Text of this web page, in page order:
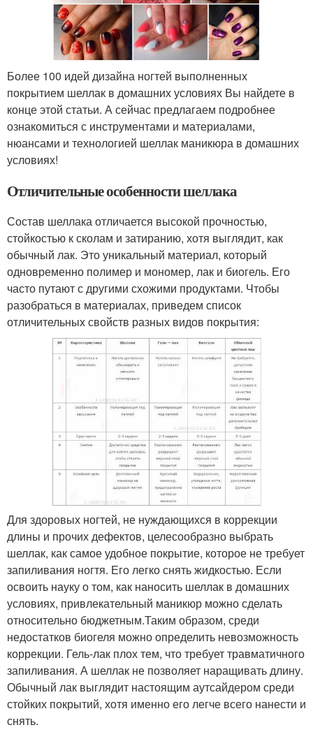
Более 100 идей дизайна ногтей выполненных
покрытием шеллак в домашних условиях Вы найдете в
конце этой статьи. А сейчас предлагаем подробнее
ознакомиться с инструментами и материалами,
нюансами и технологией шеллак маникюра в домашних
условиях!
Отличительные особенности шеллака
Состав шеллака отличается высокой прочностью,
стойкостью к сколам и затиранию, хотя выглядит, как
обычный лак. Это уникальный материал, который
одновременно полимер и мономер, лак и биогель. Его
часто путают с другими схожими продуктами. Чтобы
разобраться в материалах, приведем список
отличительных свойств разных видов покрытия:
Для здоровых ногтей, не нуждающихся в коррекции
длины и прочих дефектов, целесообразно выбрать
шеллак, как самое удобное покрытие, которое не требует
запиливания ногтя. Его легко снять жидкостью. Если
освоить науку о том, как наносить шеллак в домашних
условиях, привлекательный маникюр можно сделать
относительно бюджетным.Таким образом, среди
недостатков биогеля можно определить невозможность
коррекции. Гель-лак плох тем, что требует травматичного
запиливания. А шеллак не позволяет наращивать длину.
Обычный лак выглядит настоящим аутсайдером среди
стойких покрытий, хотя именно его легче всего нанести и
снять.